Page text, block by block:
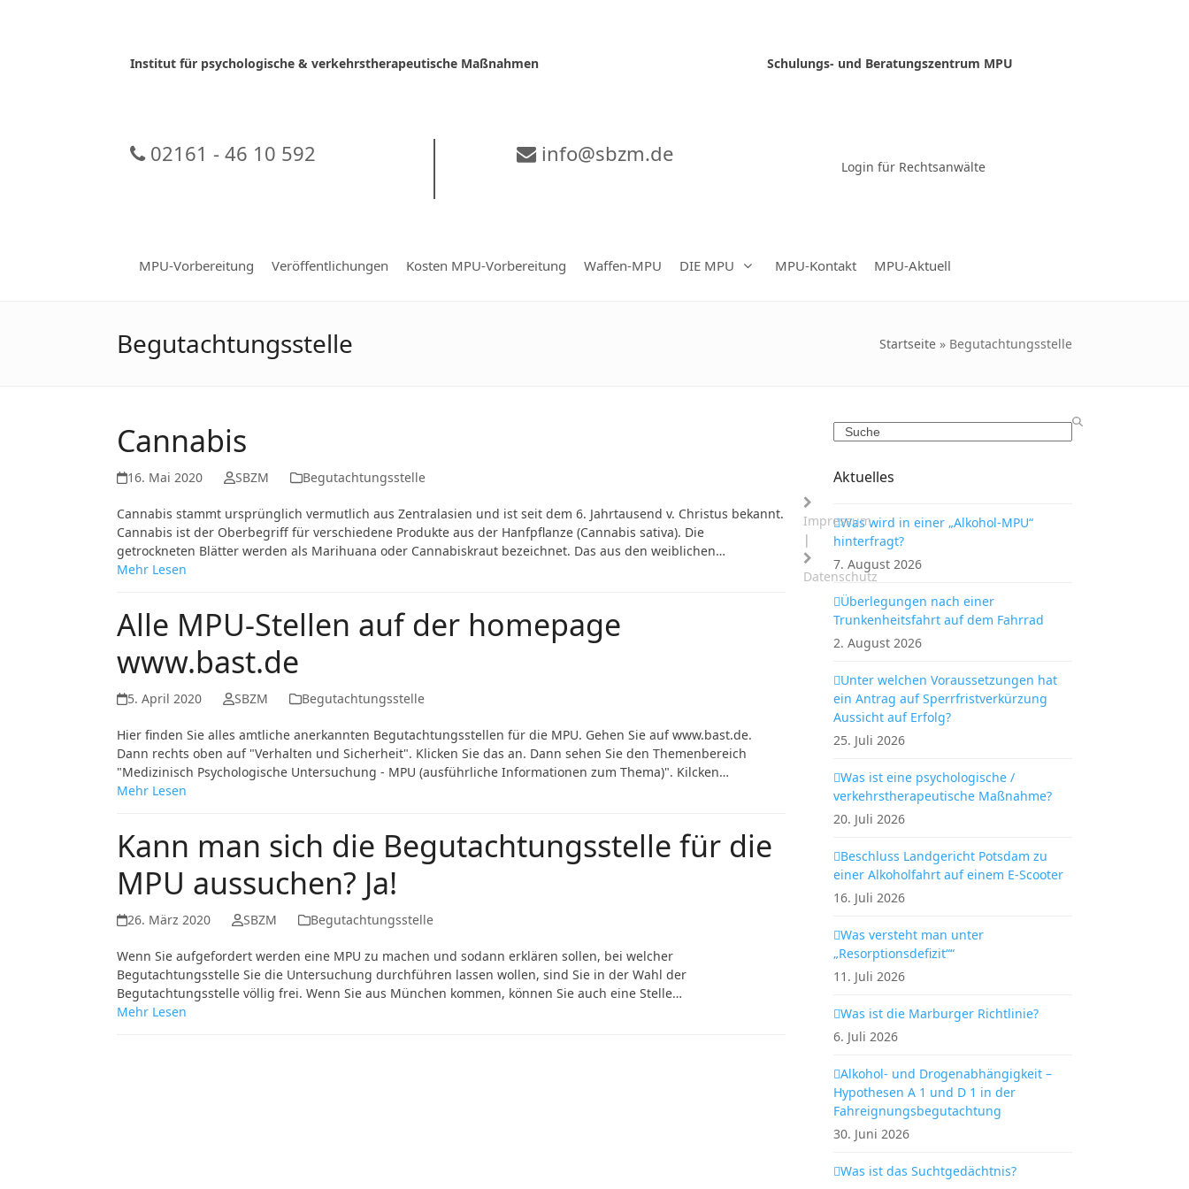
Institut für psychologische & verkehrstherapeutische Maßnahmen
Schulungs- und Beratungszentrum MPU
02161 - 46 10 592 info@sbzm.de
Login für Rechtsanwälte
MPU-Vorbereitung Veröffentlichungen Kosten MPU-Vorbereitung Waffen-MPU DIE MPU MPU-Kontakt MPU-Aktuell
Begutachtungsstelle Startseite » Begutachtungsstelle
Cannabis
16. Mai 2020 SBZM Begutachtungsstelle
Cannabis stammt ursprünglich vermutlich aus Zentralasien und ist seit dem 6. Jahrtausend v. Christus bekannt.
Cannabis ist der Oberbegriff für verschiedene Produkte aus der Hanfpflanze (Cannabis sativa). Die
getrockneten Blätter werden als Marihuana oder Cannabiskraut bezeichnet. Das aus den weiblichen…
Mehr Lesen
Alle MPU-Stellen auf der homepage
www.bast.de
5. April 2020 SBZM Begutachtungsstelle
Hier finden Sie alles amtliche anerkannten Begutachtungsstellen für die MPU. Gehen Sie auf www.bast.de.
Dann rechts oben auf "Verhalten und Sicherheit". Klicken Sie das an. Dann sehen Sie den Themenbereich
"Medizinisch Psychologische Untersuchung - MPU (ausführliche Informationen zum Thema)". Kilcken…
Mehr Lesen
Kann man sich die Begutachtungsstelle für die
MPU aussuchen? Ja!
26. März 2020 SBZM Begutachtungsstelle
Wenn Sie aufgefordert werden eine MPU zu machen und sodann erklären sollen, bei welcher
Begutachtungsstelle Sie die Untersuchung durchführen lassen wollen, sind Sie in der Wahl der
Begutachtungsstelle völlig frei. Wenn Sie aus München kommen, können Sie auch eine Stelle…
Mehr Lesen
Search
Aktuelles
Was wird in einer „Alkohol-MPU“
hinterfragt?
7. August 2026
Überlegungen nach einer
Trunkenheitsfahrt auf dem Fahrrad
2. August 2026
Unter welchen Voraussetzungen hat
ein Antrag auf Sperrfristverkürzung
Aussicht auf Erfolg?
25. Juli 2026
Was ist eine psychologische /
verkehrstherapeutische Maßnahme?
20. Juli 2026
Beschluss Landgericht Potsdam zu
einer Alkoholfahrt auf einem E-Scooter
16. Juli 2026
Was versteht man unter
„Resorptionsdefizit““
11. Juli 2026
Was ist die Marburger Richtlinie?
6. Juli 2026
Alkohol- und Drogenabhängigkeit –
Hypothesen A 1 und D 1 in der
Fahreignungsbegutachtung
30. Juni 2026
Was ist das Suchtgedächtnis?
Impressum
|
Datenschutz